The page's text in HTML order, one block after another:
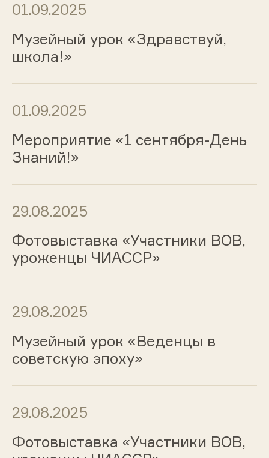
01.09.2025
Музейный урок «Здравствуй,
школа!»
01.09.2025
Мероприятие «1 сентября-День
Знаний!»
29.08.2025
Фотовыставка «Участники ВОВ,
уроженцы ЧИАССР»
29.08.2025
Музейный урок «Веденцы в
советскую эпоху»
29.08.2025
Фотовыставка «Участники ВОВ,